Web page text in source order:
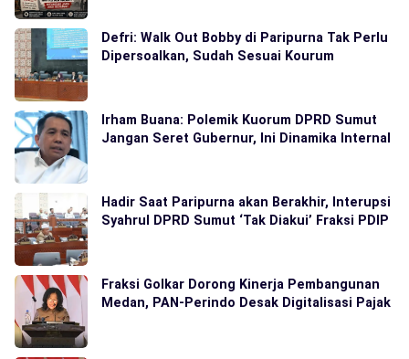
Defri: Walk Out Bobby di Paripurna Tak Perlu
Dipersoalkan, Sudah Sesuai Kourum
Irham Buana: Polemik Kuorum DPRD Sumut
Jangan Seret Gubernur, Ini Dinamika Internal
Hadir Saat Paripurna akan Berakhir, Interupsi
Syahrul DPRD Sumut ‘Tak Diakui’ Fraksi PDIP
Fraksi Golkar Dorong Kinerja Pembangunan
Medan, PAN-Perindo Desak Digitalisasi Pajak